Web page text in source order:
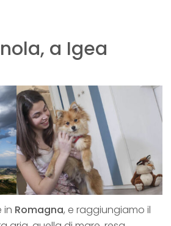
a Igea
in Romagna, e raggiungiamo il